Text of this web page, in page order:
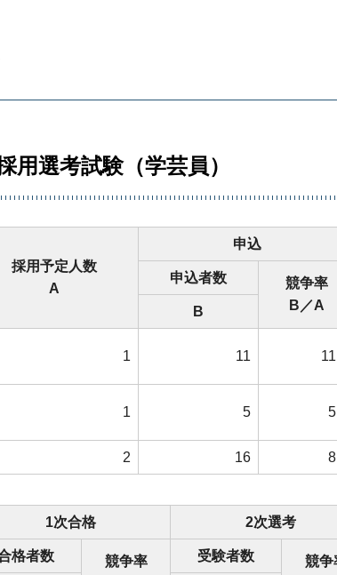
用選考試験（学芸員）
採用予定人数
A
申込
申込者数
競争率
B／A
B
1 11
1 5
2 16
1次合格 2次選考
格者数
競争率
受験者数
競争